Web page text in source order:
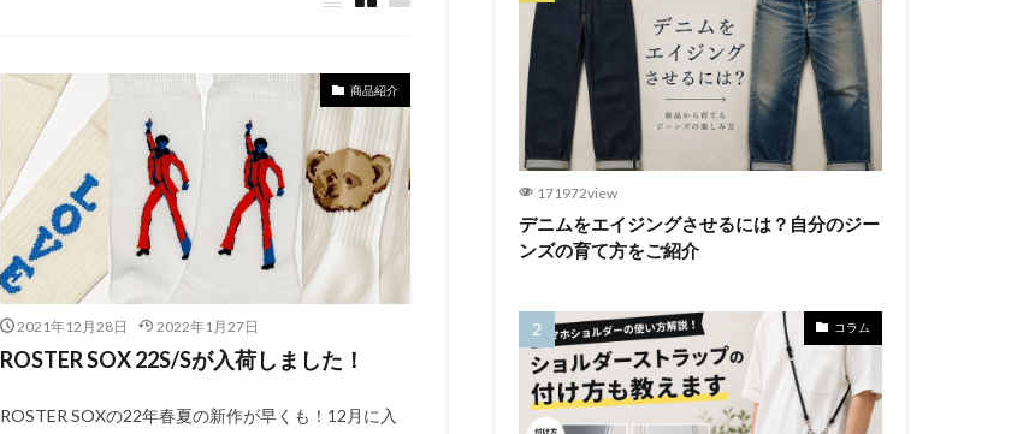
商品紹介
2021年12月28日 2022年1月27日
ROSTER SOX 22S/Sが入荷しました！
ROSTER SOXの22年春夏の新作が早くも！12月に入
171972view
デニムをエイジングさせるには？自分のジー
ンズの育て方をご紹介
コラム